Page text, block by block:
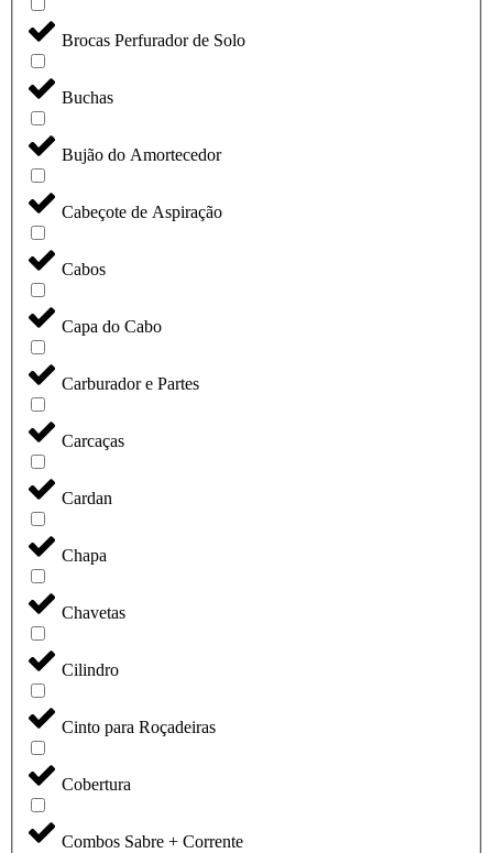
Brocas Perfurador de Solo
Buchas
Bujão do Amortecedor
Cabeçote de Aspiração
Cabos
Capa do Cabo
Carburador e Partes
Carcaças
Cardan
Chapa
Chavetas
Cilindro
Cinto para Roçadeiras
Cobertura
Combos Sabre + Corrente